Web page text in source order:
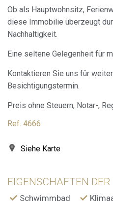
Ob als Hauptwohnsitz,
diese Immobilie überzeugt
Nachhaltigkeit.
Eine seltene Gelegenheit für
Kontaktieren Sie uns für
Besichtigungstermin.
Preis ohne Steuern, Notar-,
Ref. 4666
Siehe Karte
EIGENSCHAFTEN
Schwimmbad
die Surfgewohnheiten auf der
Werbung in Bezug auf das
anzeigen.